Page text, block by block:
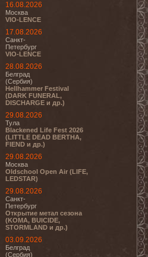
16.08.2026
Москва
VIO-LENCE
17.08.2026
Санкт-
Петербург
VIO-LENCE
28.08.2026
Белград
(Сербия)
Hellhammer Festival
(DARK FUNERAL,
DISCHARGE и др.)
29.08.2026
Тула
Blackened Life Fest 2026
(LITTLE DEAD BERTHA,
FIEND и др.)
29.08.2026
Москва
Oldschool Open Air (LIFE,
LEDSTAR)
29.08.2026
Санкт-
Петербург
Открытие метал сезона
(KOMA, BUICIDE,
STORMLAND и др.)
03.09.2026
Белград
(Сербия)